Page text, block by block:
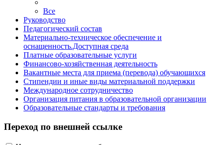
Все
Руководство
Педагогический состав
Материально-техническое обеспечение и
оснащенность.Доступная среда
Платные образовательные услуги
Финансово-хозяйственная деятельность
Вакантные места для приема (перевода) обучающихся
Стипендии и иные виды материальной поддержки
Международное сотрудничество
Организация питания в образовательной организации
Образовательные стандарты и требования
Переход по внешней ссылке